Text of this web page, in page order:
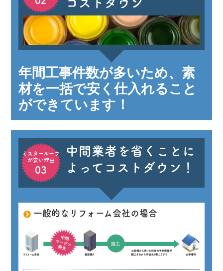
コストダウン
年間工事件数が多いため、素
材を一括で安く仕入れること
ができています！
ミスタールーフ
が安い理由
03
中間業者を省くことに
よってコストダウン！
一般的なリフォーム会社の場合